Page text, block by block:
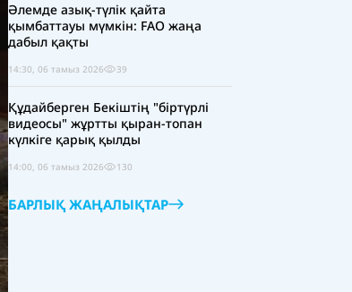
Әлемде азық-түлік қайта
қымбаттауы мүмкін: FAO жаңа
дабыл қақты
14:30, 06 тамыз 2026 39
Құдайберген Бекіштің "біртүрлі
видеосы" жұртты қыран-топан
күлкіге қарық қылды
14:00, 06 тамыз 2026 130
БАРЛЫҚ ЖАҢАЛЫҚТАР